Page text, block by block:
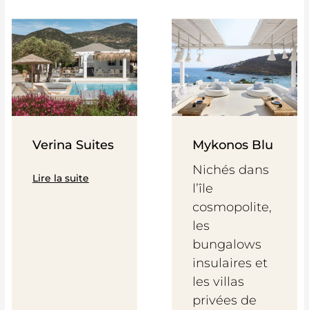
Verina Suites
Lire la suite
Mykonos Blu
Nichés dans
l’île
cosmopolite,
les
bungalows
insulaires et
les villas
privées de